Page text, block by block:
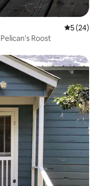
5 (24)
Roost
appréciés